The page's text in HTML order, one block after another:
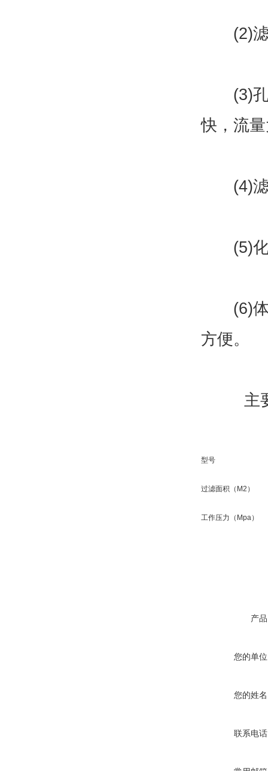
(2)滤
(3)孔
快，流
(4)滤
(5)化
(6)体
方便。
主要
型号
过滤面积（M2）
工作压力（Mpa）
产
您的单
您的姓
联系电